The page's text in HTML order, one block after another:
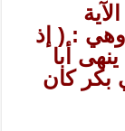
وهي : ( إذ
أبا
بكر كان